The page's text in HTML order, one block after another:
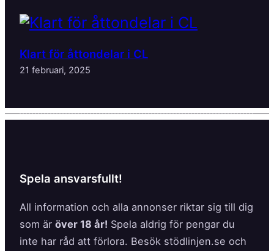
Klart för åttondelar i CL
21 februari, 2025
Spela ansvarsfullt!
All information och alla annonser riktar sig till dig
som är över 18 år! Spela aldrig för pengar du
inte har råd att förlora. Besök stödlinjen.se och